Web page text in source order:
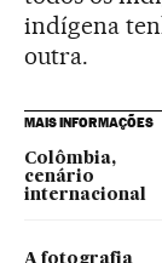
indígena
outra.
MAIS INFORMAÇÕES
Colômbia,
cenário
internacional
A fotografia